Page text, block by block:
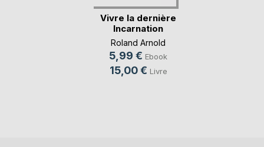
Vivre la dernière
Incarnation
Roland Arnold
5,99 € Ebook
15,00 € Livre